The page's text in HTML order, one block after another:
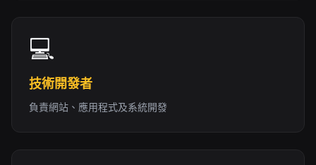
💻
技術開發者
負責網站、應用程式及系統開發